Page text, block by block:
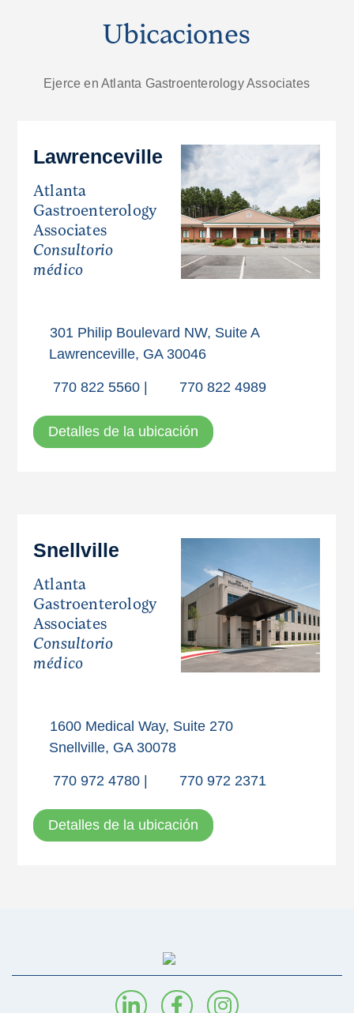
Ubicaciones
Ejerce en Atlanta Gastroenterology Associates
Lawrenceville
Atlanta
Gastroenterology
Associates
Consultorio
médico
301 Philip Boulevard NW, Suite A
Lawrenceville, GA 30046
770 822 5560 770 822 4989
Detalles de la ubicación
Snellville
Atlanta
Gastroenterology
Associates
Consultorio
médico
1600 Medical Way, Suite 270
Snellville, GA 30078
770 972 4780 770 972 2371
Detalles de la ubicación